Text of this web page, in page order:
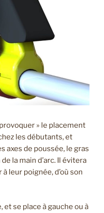
» le placement
les débutants, et
axes de poussée, le gras
la main d’arc. Il évitera
leur poignée, d’où son
se place à gauche ou à